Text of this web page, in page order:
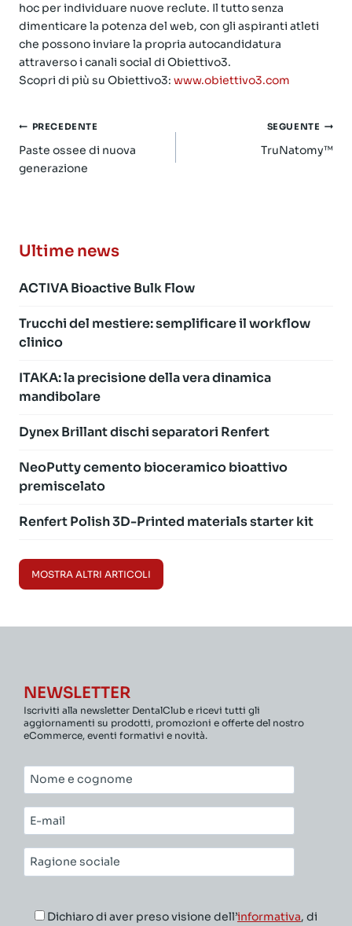
hoc per individuare nuove reclute. Il tutto senza
dimenticare la potenza del web, con gli aspiranti atleti
che possono inviare la propria autocandidatura
attraverso i canali social di Obiettivo3.
Scopri di più su Obiettivo3: www.obiettivo3.com
Navigazione
articoli
PRECEDENTE
Paste ossee di nuova
generazione
SEGUENTE
TruNatomy™
Ultime news
ACTIVA Bioactive Bulk Flow
Trucchi del mestiere: semplificare il workflow
clinico
ITAKA: la precisione della vera dinamica
mandibolare
Dynex Brillant dischi separatori Renfert
NeoPutty cemento bioceramico bioattivo
premiscelato
Renfert Polish 3D-Printed materials starter kit
MOSTRA ALTRI ARTICOLI
NEWSLETTER
Iscriviti alla newsletter DentalClub e ricevi tutti gli
aggiornamenti su prodotti, promozioni e offerte del nostro
eCommerce, eventi formativi e novità.
Nome
e
cognome*
E-
mail*
Ragione
sociale*
Dichiaro di aver preso visione dell’informativa, di